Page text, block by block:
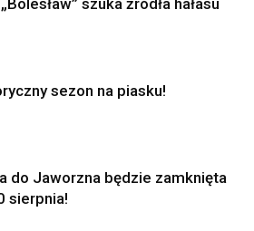
szuka źródła hałasu
sezon na piasku!
do Jaworzna będzie zamknięta
sierpnia!